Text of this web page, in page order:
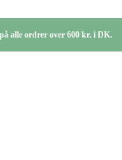
alle ordrer over 600 kr. i DK.